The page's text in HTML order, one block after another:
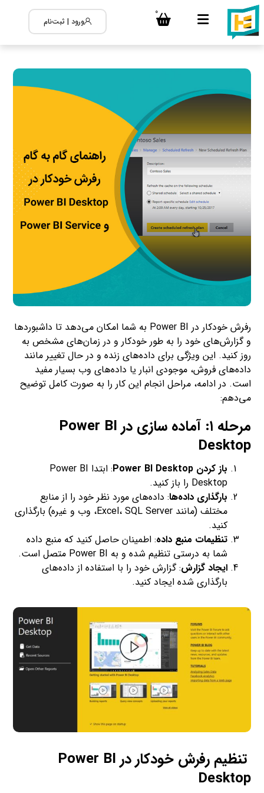
0
ورود | ثبت‌نام
رفرش خودکار در Power BI به شما امکان می‌دهد تا داشبوردها
و گزارش‌های خود را به طور خودکار و در زمان‌های مشخص به
روز کنید. این ویژگی برای داده‌های زنده و در حال تغییر مانند
داده‌های فروش، موجودی انبار یا داده‌های وب بسیار مفید
است. در ادامه، مراحل انجام این کار را به صورت کامل توضیح
می‌دهم:
مرحله ۱: آماده سازی در Power BI
Desktop
باز کردن Power BI Desktop
: ابتدا Power BI
Desktop را باز کنید.
بارگذاری داده‌ها: داده‌های مورد نظر خود را از منابع
مختلف (مانند Excel، SQL Server، وب و غیره) بارگذاری
کنید.
تنظیمات منبع داده: اطمینان حاصل کنید که منبع داده
شما به درستی تنظیم شده و به Power BI متصل است.
ایجاد گزارش: گزارش خود را با استفاده از داده‌های
بارگذاری شده ایجاد کنید.
تنظیم رفرش خودکار در Power BI
Desktop